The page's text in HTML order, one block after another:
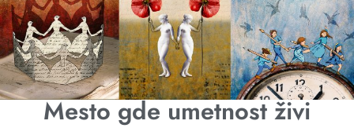
Mesto gde umetnost živi